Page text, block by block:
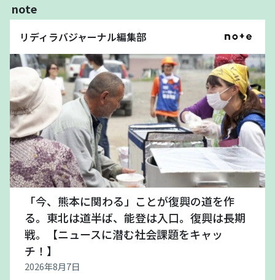
note
リディラバジャーナル編集部
「今、熊本に関わる」ことが復興の道を作
る。東北は道半ば、能登は入口。復興は長期
戦。【ニュースに潜む社会課題をキャッ
チ！】
2026年8月7日